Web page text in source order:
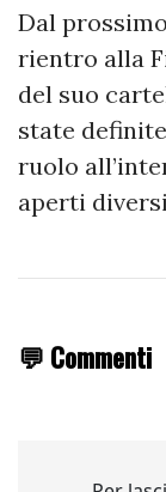
Dal
rientro alla
del suo
state
ruolo
aperti
💬 Commenti